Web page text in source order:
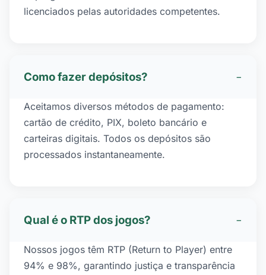
licenciados pelas autoridades competentes.
Como fazer depósitos? −
Aceitamos diversos métodos de pagamento:
cartão de crédito, PIX, boleto bancário e
carteiras digitais. Todos os depósitos são
processados instantaneamente.
Qual é o RTP dos jogos? −
Nossos jogos têm RTP (Return to Player) entre
94% e 98%, garantindo justiça e transparência